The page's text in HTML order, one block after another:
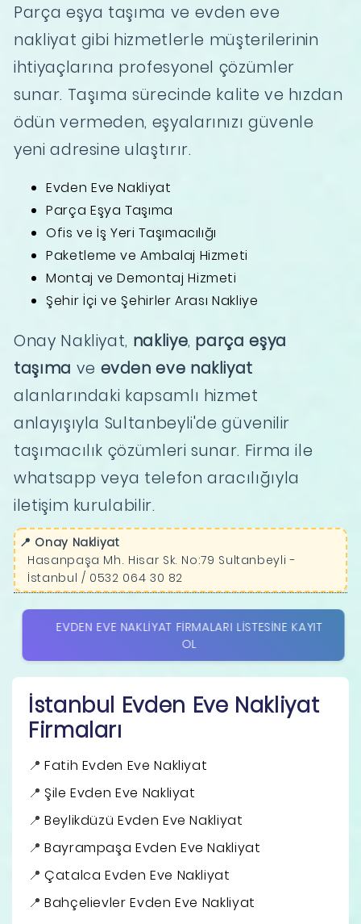
Parça eşya taşıma ve evden eve
nakliyat gibi hizmetlerle müşterilerinin
ihtiyaçlarına profesyonel çözümler
sunar. Taşıma sürecinde kalite ve hızdan
ödün vermeden, eşyalarınızı güvenle
yeni adresine ulaştırır.
Evden Eve Nakliyat
Parça Eşya Taşıma
Ofis ve İş Yeri Taşımacılığı
Paketleme ve Ambalaj Hizmeti
Montaj ve Demontaj Hizmeti
Şehir İçi ve Şehirler Arası Nakliye
Onay Nakliyat, nakliye, parça eşya
taşıma ve evden eve nakliyat
alanlarındaki kapsamlı hizmet
anlayışıyla Sultanbeyli'de güvenilir
taşımacılık çözümleri sunar. Firma ile
whatsapp veya telefon aracılığıyla
iletişim kurulabilir.
📍 Onay Nakliyat
Hasanpaşa Mh. Hisar Sk. No:79 Sultanbeyli -
İstanbul / 0532 064 30 82
EVDEN EVE NAKLIYAT FIRMALARI LISTESINE KAYIT
OL
İstanbul Evden Eve Nakliyat
Firmaları
Fatih Evden Eve Nakliyat
Şile Evden Eve Nakliyat
Beylikdüzü Evden Eve Nakliyat
Bayrampaşa Evden Eve Nakliyat
Çatalca Evden Eve Nakliyat
Bahçelievler Evden Eve Nakliyat